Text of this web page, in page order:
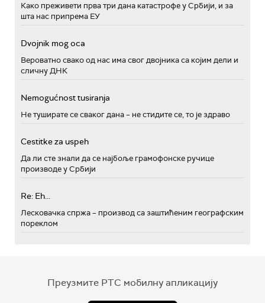
Како преживети прва три дана катастрофе у Србији, и за
шта нас припрема ЕУ
Dvojnik mog oca
Вероватно свако од нас има свог двојника са којим дели и
сличну ДНК
Nemogućnost tusiranja
Не туширате се сваког дана – не стидите се, то је здраво
Cestitke za uspeh
Да ли сте знали да се најбоље грамофонске ручице
производе у Србији
Re: Eh...
Лесковачка спржа – производ са заштићеним географским
пореклом
Преузмите РТС мобилну апликацију